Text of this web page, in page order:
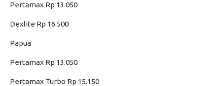
Pertamax Rp 13.050
Dexlite Rp 16.500
Papua
Pertamax Rp 13.050
Pertamax Turbo Rp 15.150